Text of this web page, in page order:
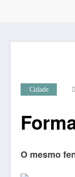
Cidade
O mesmo